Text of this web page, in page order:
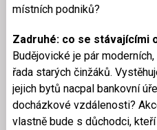
místních podniků?
Zadruhé: co se stávajícími
Budějovické je pár
řada starých činžáků.
jejich bytů nacpal bankovní
docházkové vzdálenosti?
vlastně bude s důchodci,